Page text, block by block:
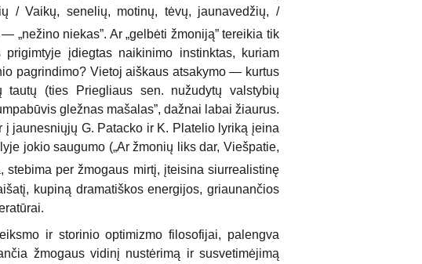
/ Vaikų, senelių, motinų, tėvų, jaunavedžių, /
„nežino niekas”. Ar „gelbėti žmoniją” tereikia tik
įdiegtas naikinimo instinktas, kuriam
pagrindimo? Vietoj aiškaus atsakymo — kurtus
(ties Priegliaus sen. nužudytų valstybių
gležnas mašalas”, dažnai labai žiaurus.
į jaunesniųjų G. Patacko ir K. Platelio lyriką įeina
jokio saugumo („Ar žmonių liks dar, Viešpatie,
stebima per žmogaus mirtį, įteisina siurrealistinę
kupiną dramatiškos energijos, griaunančios
ir storinio optimizmo filosofijai, palengva
žmogaus vidinį nustėrimą ir susvetimėjimą